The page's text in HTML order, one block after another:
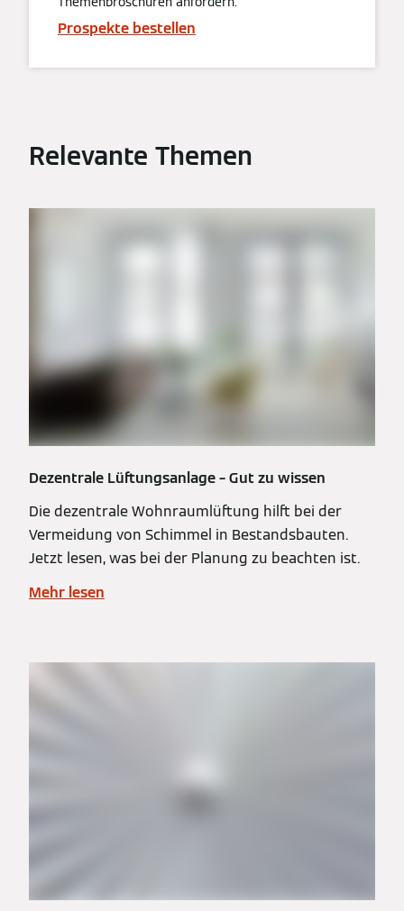
Prospekte bestellen
Relevante Themen
Dezentrale Lüftungsanlage – Gut zu wissen
Die dezentrale Wohnraumlüftung hilft bei der
Vermeidung von Schimmel in Bestandsbauten.
Jetzt lesen, was bei der Planung zu beachten ist.
Mehr lesen